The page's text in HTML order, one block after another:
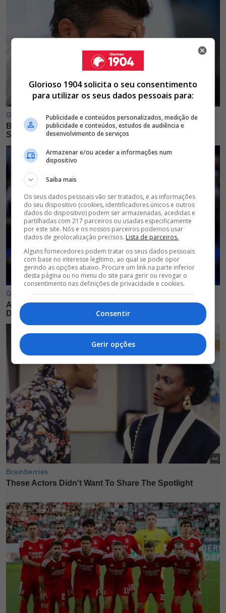
Glorioso 1904 solicita o seu consentimento
para utilizar os seus dados pessoais para:
Publicidade e conteúdos personalizados, medição de
publicidade e conteúdos, estudos de audiência e
desenvolvimento de serviços
Armazenar e/ou aceder a informações num
dispositivo
Saiba mais
Os seus dados pessoais vão ser tratados, e as informações
do seu dispositivo (cookies, identificadores únicos e outros
dados do dispositivo) podem ser armazenadas, acedidas e
partilhadas com 217 parceiros ou usadas especificamente
por este site. Nós e os nossos parceiros podemos usar
dados de geolocalização precisos. Lista de parceiros.
Alguns fornecedores podem tratar os seus dados pessoais
com base no interesse legítimo, ao qual se pode opor
gerindo as opções abaixo. Procure um link na parte inferior
desta página ou no menu do site para gerir ou revogar o
consentimento nas definições de privacidade e cookies.
Consentir
Gerir opções